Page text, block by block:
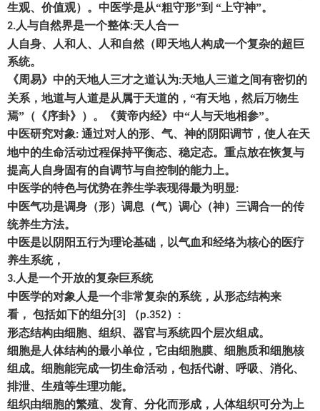
生观、价值观） 。中医学是从“粗守形”到 “上守神”。
2.人与自然界是一个整体:天人合一
人自身、人和人、人和自然 （ 即天地人构成一个复杂的超巨
系统。
《周易》中的天地人三才之道认为:天地人三道之间有密切的
关系 ， 地道与人道是从属于天道的 ， “有天地， 然后万物生
焉” （ 《序卦》 ） 。《黄帝内经》中“人与天地相参”。
中医研究对象: 通过对人的形、气、神的阴阳调节 ， 使人在天
地中的生命活动过程保持平衡态、稳定态。重点放在恢复与
提高人自身固有的自调节与自控制的能力上。
中医学的特色与优势在养生学表现得最为明显:
中医气功是调身 （形） 调息 （气） 调心（神） 三调合一的传
统养生方法。
中医是以阴阳五行为理论基础 ， 以气血和经络为核心的医疗
养生系统，
3.人是一个开放的复杂巨系统
中医学的对象人是一个非常复杂的系统， 从形态结构来
看 ， 包括如下的组分[3] （p.352） :
形态结构由细胞、组织、器官与系统四个层次组成。
细胞是人体结构的最小单位 ， 它由细胞膜、细胞质和细胞核
组成。细胞能完成一切生命活动 ， 包括代谢、呼吸、消化、
排泄、生殖等生理功能。
组织由细胞的繁殖、发育、分化而形成 ， 人体组织可分为上